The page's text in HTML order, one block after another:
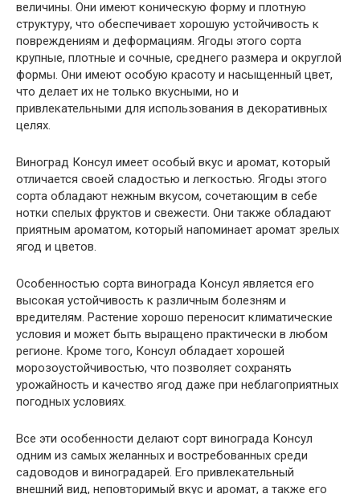
величины. Они имеют коническую форму и плотную
структуру, что обеспечивает хорошую устойчивость к
повреждениям и деформациям. Ягоды этого сорта
крупные, плотные и сочные, среднего размера и округлой
формы. Они имеют особую красоту и насыщенный цвет,
что делает их не только вкусными, но и
привлекательными для использования в декоративных
целях.
Виноград Консул имеет особый вкус и аромат, который
отличается своей сладостью и легкостью. Ягоды этого
сорта обладают нежным вкусом, сочетающим в себе
нотки спелых фруктов и свежести. Они также обладают
приятным ароматом, который напоминает аромат зрелых
ягод и цветов.
Особенностью сорта винограда Консул является его
высокая устойчивость к различным болезням и
вредителям. Растение хорошо переносит климатические
условия и может быть выращено практически в любом
регионе. Кроме того, Консул обладает хорошей
морозоустойчивостью, что позволяет сохранять
урожайность и качество ягод даже при неблагоприятных
погодных условиях.
Все эти особенности делают сорт винограда Консул
одним из самых желанных и востребованных среди
садоводов и виноградарей. Его привлекательный
внешний вид, неповторимый вкус и аромат, а также его